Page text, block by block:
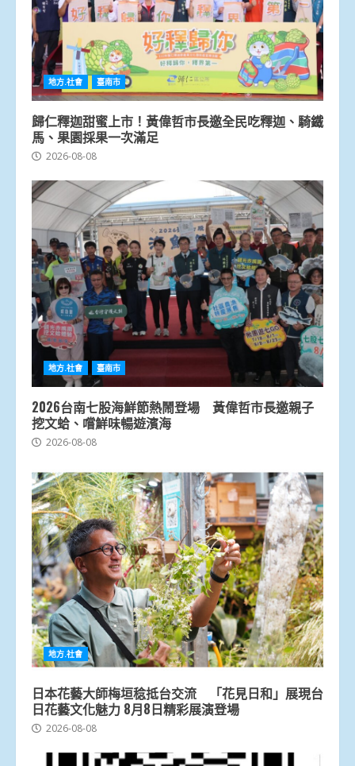
地方.社會 臺南市
歸仁釋迦甜蜜上市！黃偉哲市長邀全民吃釋迦、騎鐵
馬、果園採果一次滿足
2026-08-08
地方.社會 臺南市
2026台南七股海鮮節熱鬧登場 黃偉哲市長邀親子
挖文蛤、嚐鮮味暢遊濱海
2026-08-08
地方.社會
日本花藝大師梅垣稔抵台交流 「花見日和」展現台
日花藝文化魅力 8月8日精彩展演登場
2026-08-08